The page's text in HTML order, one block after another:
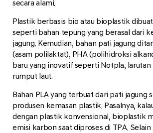
secara alami.
Plastik berbasis bio atau bioplastik
seperti bahan tepung yang berasal dari
jagung. Kemudian, bahan pati jagung
(asam polilaktat), PHA (polihidroksi
baru yang inovatif seperti Notpla, larutan
rumput laut.
Bahan PLA yang terbuat dari pati jagung
produsen kemasan plastik. Pasalnya,
dengan plastik konvensional, bioplastik
emisi karbon saat diproses di TPA.